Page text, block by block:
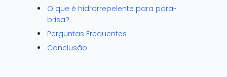
O que é hidrorrepelente para para-
brisa?
Perguntas Frequentes
Conclusão